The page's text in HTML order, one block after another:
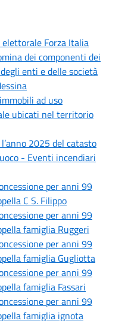
elettorale Forza Italia
dei componenti dei
enti e delle società
ad uso
ubicati nel territorio
2025 del catasto
- Eventi incendiari
per anni 99
C S. Filippo
per anni 99
famiglia Ruggeri
per anni 99
famiglia Gugliotta
per anni 99
famiglia Fassari
per anni 99
famiglia ignota